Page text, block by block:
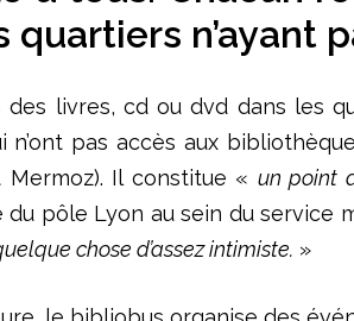
n’ayant
des livres, cd ou dvd dans les
pas accès aux
Il constitue « un point
pôle Lyon au sein du service
chose d’assez intimiste. »